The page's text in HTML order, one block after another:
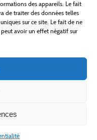
des appareils. Le fait
de traiter des données telles
sur ce site. Le fait de ne
avoir un effet négatif sur
pour le développement rural
rurales
Lozère